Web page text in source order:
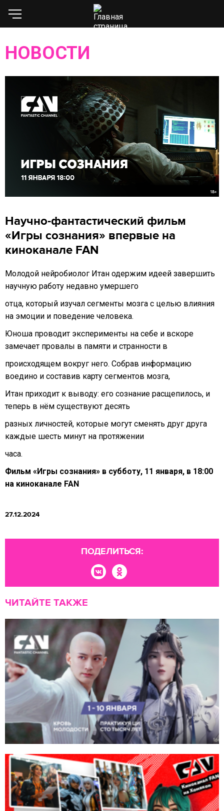
НОВОСТИ
Научно-фантастический фильм
«Игры сознания» впервые на
киноканале FAN
Молодой нейробиолог Итан одержим идеей завершить
научную работу недавно умершего
отца, который изучал сегменты мозга с целью влияния
на эмоции и поведение человека.
Юноша проводит эксперименты на себе и вскоре
замечает провалы в памяти и странности в
происходящем вокруг него. Собрав информацию
воедино и составив карту сегментов мозга,
Итан приходит к выводу: его сознание расщепилось, и
теперь в нём существуют десять
разных личностей, которые могут сменять друг друга
каждые шесть минут на протяжении
часа.
Фильм «Игры сознания» в субботу, 11 января, в 18:00
на киноканале FAN
27.12.2024
ПОДЕЛИТЬСЯ:
ЧИТАЙТЕ ТАКЖЕ